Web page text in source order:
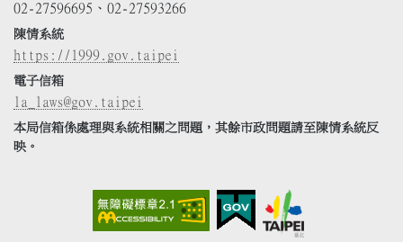
02-27596695、02-27593266
陳情系統
https://1999.gov.taipei
電子信箱
la_laws@gov.taipei
本局信箱係處理與系統相關之問題，其餘市政問題請至陳情系統反
映。